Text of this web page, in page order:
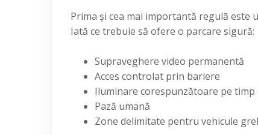
Prima și cea mai importantă regulă este
Iată ce trebuie să ofere o parcare sigură:
Supraveghere video permanentă
Acces controlat prin bariere
Iluminare corespunzătoare pe timp
Pază umană
Zone delimitate pentru vehicule